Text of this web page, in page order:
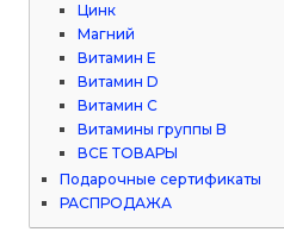
Цинк
Магний
Витамин Е
Витамин D
Витамин С
Витамины группы B
ВСЕ ТОВАРЫ
Подарочные сертификаты
РАСПРОДАЖА